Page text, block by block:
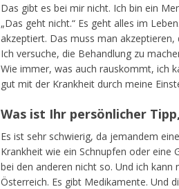
Das gibt es bei mir nicht. Ich bin ein
„Das geht nicht.“ Es geht alles im
akzeptiert. Das muss man akzeptieren,
Ich versuche, die Behandlung zu
Wie immer, was auch rauskommt, ich
gut mit der Krankheit durch meine
Was ist Ihr persönlicher
Es ist sehr schwierig, da jemandem
Krankheit wie ein Schnupfen oder eine
bei den anderen nicht so. Und ich
Österreich. Es gibt Medikamente. Und